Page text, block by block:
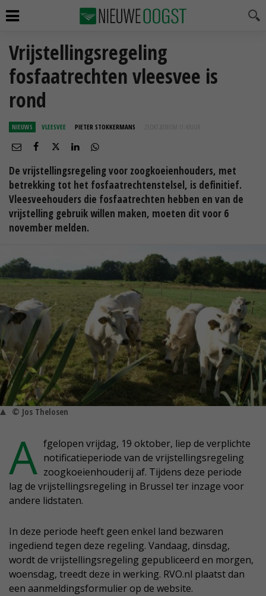
Vrijstellingsregeling
fosfaatrechten vleesvee is
rond
NIEUWS VLEESVEE PIETER STOKKERMANS 23 OKT 2018 OM 11:43
De vrijstellingsregeling voor zoogkoeienhouders, met
betrekking tot het fosfaatrechtenstelsel, is definitief.
Vleesveehouders die fosfaatrechten hebben en van de
vrijstelling gebruik willen maken, moeten dit voor 6
november melden.
© Jos Thelosen
A fgelopen vrijdag, 19 oktober, liep de verplichte
notificatieperiode van de vrijstellingsregeling
zoogkoeienhouderij af. Tijdens deze periode
lag de vrijstellingsregeling in Brussel ter inzage voor
andere lidstaten.
In deze periode heeft geen enkel land bezwaren
ingediend tegen deze regeling. Vandaag, dinsdag,
wordt de vrijstellingsregeling gepubliceerd en morgen,
woensdag, treedt deze in werking. RVO.nl plaatst dan
een aanmeldingsformulier op de website.